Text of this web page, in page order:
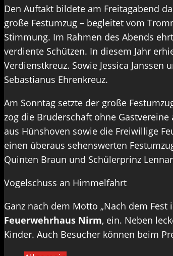
Den Auftakt bildete am Freitagabend
große Festumzug – begleitet vom
Stimmung. Im Rahmen des Abends
verdiente Schützen. In diesem Jahr
Verdienstkreuz. Sowie Jessica
Sebastianus Ehrenkreuz.
Am Sonntag setzte der große
zog die Bruderschaft ohne
aus Hünshoven sowie die Freiwillige
einen überaus sehenswerten
Quinten Braun und Schülerprinz
Vogelschuss an Himmelfahrt
Ganz nach dem Motto „Nach dem
Feuerwehrhaus Nirm, ein. Neben
Kinder. Auch Besucher können beim